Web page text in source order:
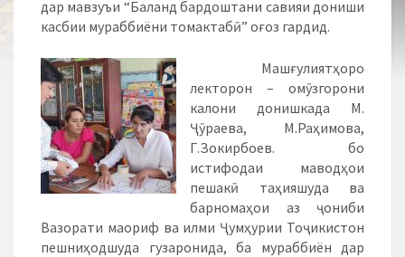
дар мавзуъи “Баланд бардоштани савияи дониши
касбии мураббиёни томактабӣ” оғоз гардид.
Машғулиятҳоро
лекторон – омӯзгорони
калони донишкада М.
Ҷӯраева, М.Раҳимова,
Г.Зокирбоев. бо
истифодаи маводҳои
пешакӣ таҳияшуда ва
барномаҳои аз ҷониби
Вазорати маориф ва илми Ҷумҳурии Тоҷикистон
пешниҳодшуда гузаронида, ба мураббиён дар